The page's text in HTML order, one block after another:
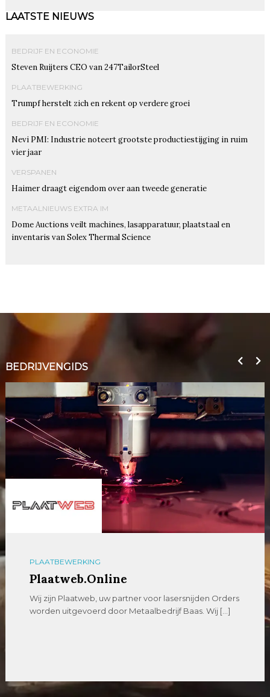
LAATSTE NIEUWS
BEDRIJF EN ECONOMIE
Steven Ruijters CEO van 247TailorSteel
PLAATBEWERKING
Trumpf herstelt zich en rekent op verdere groei
BEDRIJF EN ECONOMIE
Nevi PMI: Industrie noteert grootste productiestijging in ruim
vier jaar
VERSPANEN
Haimer draagt eigendom over aan tweede generatie
METAALNIEUWS EXTRA IM
Dome Auctions veilt machines, lasapparatuur, plaatstaal en
inventaris van Solex Thermal Science
BEDRIJVENGIDS
PLAATBEWERKING
Plaatweb.Online
Wij zijn Plaatweb, uw partner voor lasersnijden Orders
worden uitgevoerd door Metaalbedrijf Baas. Wij […]